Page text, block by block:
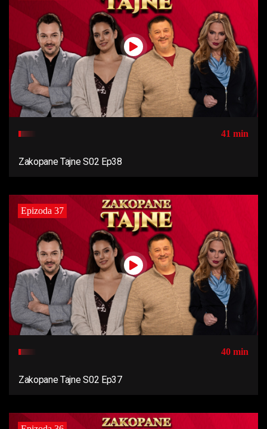
41 min
Zakopane Tajne S02 Ep38
Epizoda 37
40 min
Zakopane Tajne S02 Ep37